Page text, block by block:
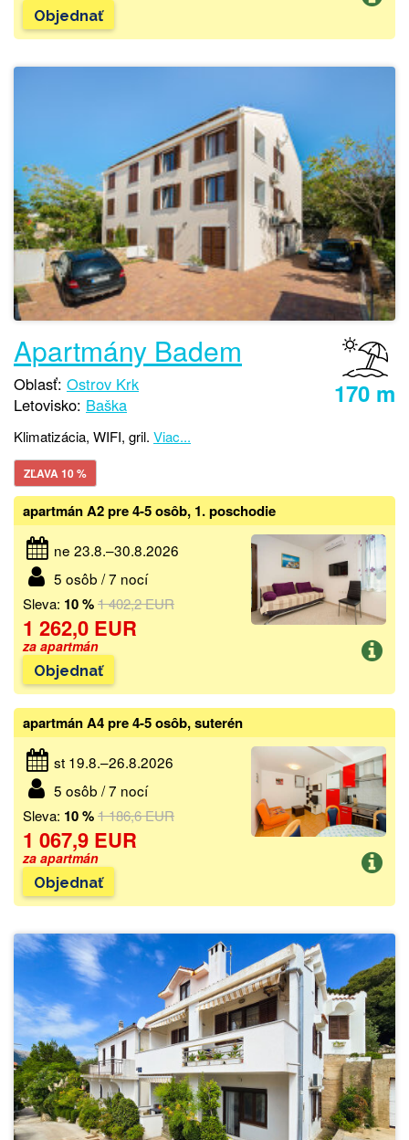
Objednať
170 m
Apartmány Badem
Oblasť: Ostrov Krk
Letovisko: Baška
Klimatizácia, WIFI, gril. Viac...
ZĽAVA 10 %
apartmán A2 pre 4-5 osôb, 1. poschodie
ne 23.8.–30.8.2026
5 osôb / 7 nocí
Sleva: 10 %1 402,2 EUR
1 262,0 EUR
za apartmán
Objednať
apartmán A4 pre 4-5 osôb, suterén
st 19.8.–26.8.2026
5 osôb / 7 nocí
Sleva: 10 %1 186,6 EUR
1 067,9 EUR
za apartmán
Objednať